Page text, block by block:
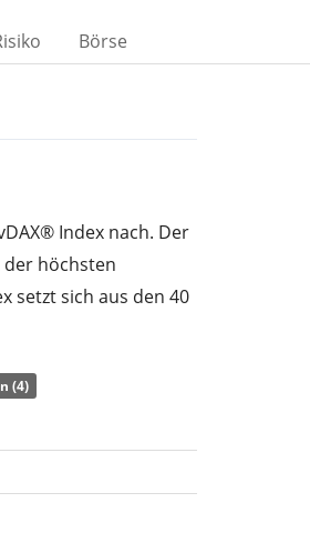
Börse
Index nach. Der
der höchsten
setzt sich aus den 40
die im
durch
(4)